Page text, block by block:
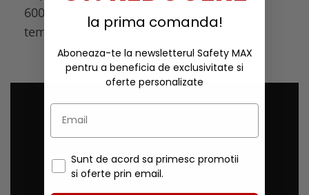
600 g pentru mentinerea caldurii la
temperaturi de pana la -50°C
la prima comanda!
Aboneaza-te la newsletterul Safety MAX
pentru a beneficia de exclusivitate si
oferte personalizate
Sunt de acord sa primesc promotii
si oferte prin email.